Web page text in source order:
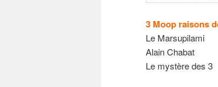
3 Moop raisons
Le Marsupilami
Alain Chabat
Le mystère des 3